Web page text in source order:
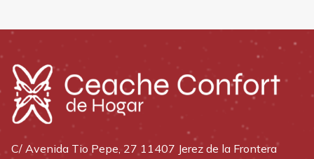
C/ Avenida Tio Pepe, 27 11407 Jerez de la Frontera